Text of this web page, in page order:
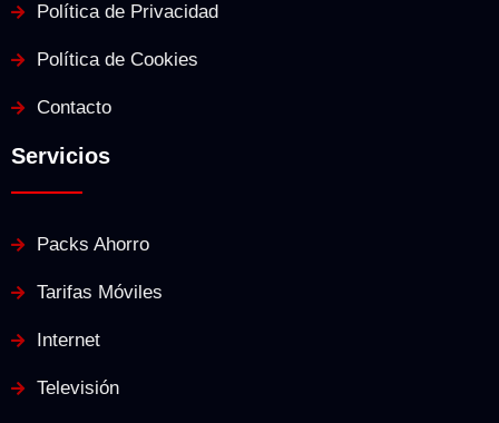
Política de Privacidad
Política de Cookies
Contacto
Servicios
Packs Ahorro
Tarifas Móviles
Internet
Televisión